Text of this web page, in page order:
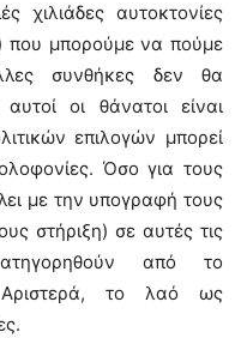
χιλιάδες αυτοκτονίες
που μπορούμε να πούμε
συνθήκες δεν θα
οι θάνατοι είναι
επιλογών μπορεί
Όσο για τους
με την υπογραφή τους
στήριξη) σε αυτές τις
από το
Αριστερά, το λαό ως